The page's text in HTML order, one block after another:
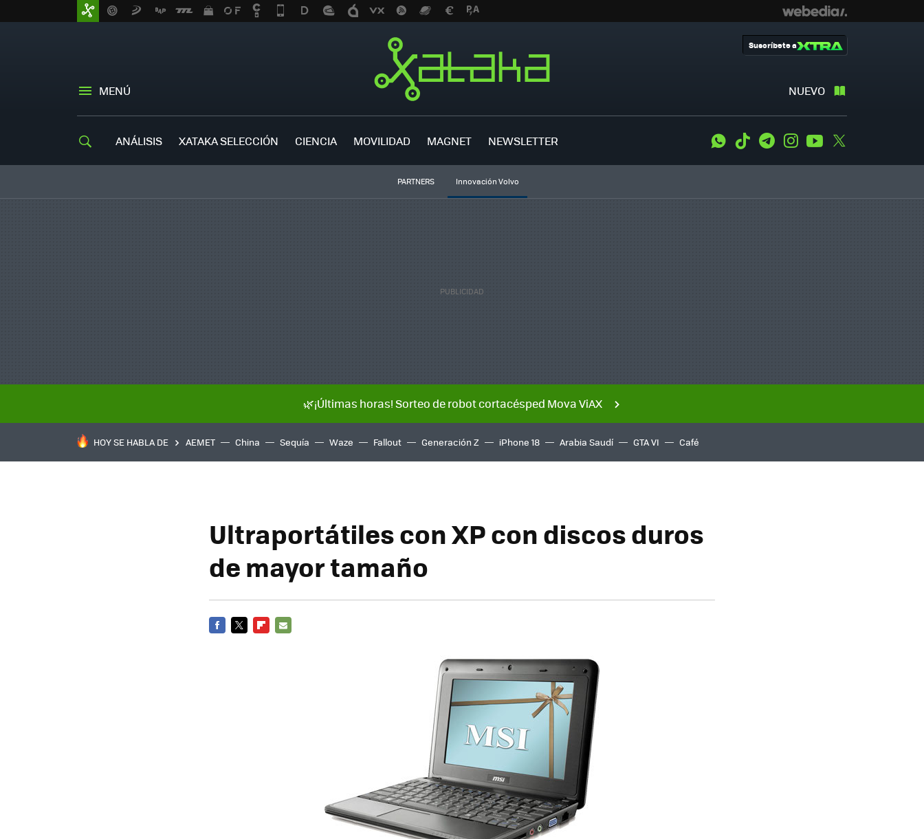
MENÚ NUEVO
Suscríbete a
ANÁLISIS XATAKA SELECCIÓN CIENCIA MOVILIDAD MAGNET NEWSLETTER WhatsApp
Tiktok TelegramInstagramYoutube
PARTNERS Innovación Volvo
🌿¡Últimas horas! Sorteo de robot cortacésped Mova ViAX
HOY SE HABLA DE AEMET China Sequía Waze Fallout Generación Z iPhone 18 Arabia Saudí GTA VI Café
Ultraportátiles con XP con discos duros
de mayor tamaño